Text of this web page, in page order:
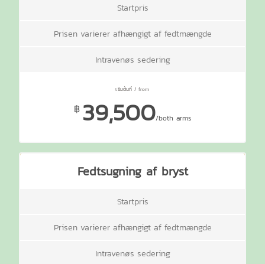
Startpris
Prisen varierer afhængigt af fedtmængde
Intravenøs sedering
฿ 39,500/both arms
Fedtsugning af bryst
Startpris
Prisen varierer afhængigt af fedtmængde
Intravenøs sedering